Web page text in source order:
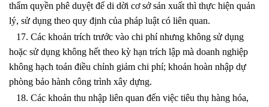
thẩm quyền phê duyệt để di dời cơ sở sản xuất thì thực hiện quản
lý, sử dụng theo quy định của pháp luật có liên quan.
17. Các khoản trích trước vào chi phí nhưng không sử dụng
hoặc sử dụng không hết theo kỳ hạn trích lập mà doanh nghiệp
không hạch toán điều chỉnh giảm chi phí; khoản hoàn nhập dự
phòng bảo hành công trình xây dựng.
18. Các khoản thu nhập liên quan đến việc tiêu thụ hàng hóa,